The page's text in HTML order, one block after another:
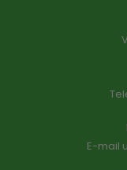
E-mail